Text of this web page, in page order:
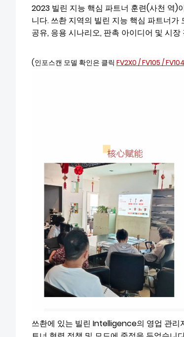
2023 빌린 지능 핵심 파트너 훈련(사천 역)
니다. 쓰촨 지역의 빌린 지능 핵심 파트너
공유, 응용 시나리오, 판촉 아이디어 및 시
(인포스캔 모델 확인은 클릭 FV2X0 /FV105 /FV104
쓰촨에 있는 빌린 Intelligence의 영업 관